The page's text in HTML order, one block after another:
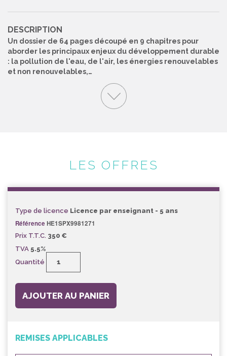
DESCRIPTION
Un dossier de 64 pages découpé en 9 chapitres pour
aborder les principaux enjeux du développement durable
: la pollution de l'eau, de l'air, les énergies renouvelables
et non renouvelables,…
LES OFFRES
Type de licence Licence par enseignant - 5 ans
Référence HE1SPX9981271
Prix T.T.C. 350 €
TVA 5.5%
Quantité
AJOUTER AU PANIER
REMISES APPLICABLES